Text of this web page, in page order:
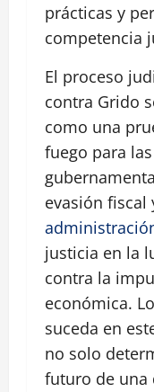
prácticas y
competencia
El proceso
contra Grido
como una
fuego para
evasión fiscal
justicia en la
contra la
económica.
suceda en
no solo
futuro de una